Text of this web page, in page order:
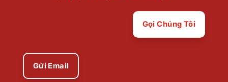
Gọi Chúng Tôi
Gửi Email